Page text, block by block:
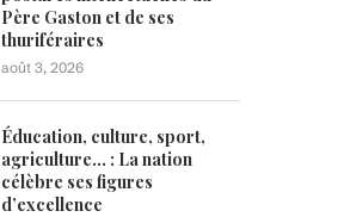
Père Gaston et de ses
thuriféraires
août 3, 2026
Éducation, culture, sport,
agriculture… : La nation
célèbre ses figures
d’excellence